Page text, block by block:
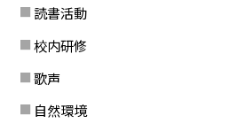
読書活動
校内研修
歌声
自然環境